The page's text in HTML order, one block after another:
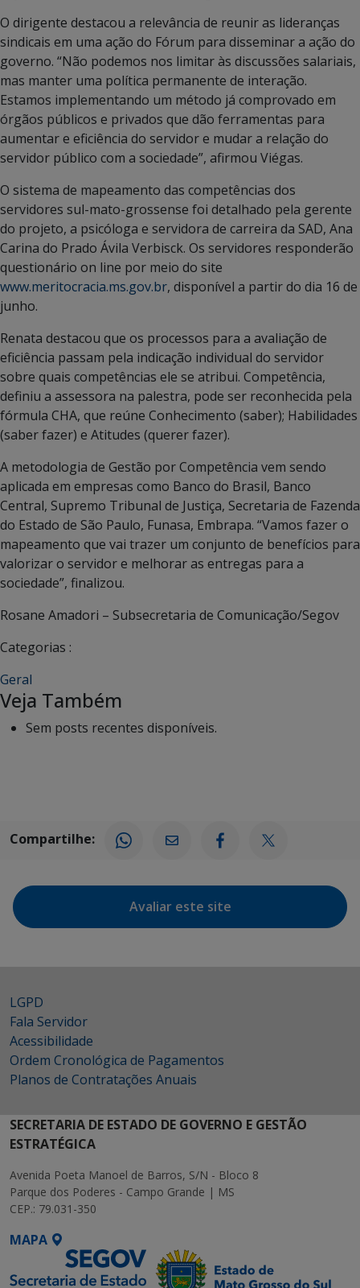
O dirigente destacou a relevância de reunir as lideranças
sindicais em uma ação do Fórum para disseminar a ação do
governo. “Não podemos nos limitar às discussões salariais,
mas manter uma política permanente de interação.
Estamos implementando um método já comprovado em
órgãos públicos e privados que dão ferramentas para
aumentar e eficiência do servidor e mudar a relação do
servidor público com a sociedade”, afirmou Viégas.
O sistema de mapeamento das competências dos
servidores sul-mato-grossense foi detalhado pela gerente
do projeto, a psicóloga e servidora de carreira da SAD, Ana
Carina do Prado Ávila Verbisck. Os servidores responderão
questionário on line por meio do site
www.meritocracia.ms.gov.br, disponível a partir do dia 16 de
junho.
Renata destacou que os processos para a avaliação de
eficiência passam pela indicação individual do servidor
sobre quais competências ele se atribui. Competência,
definiu a assessora na palestra, pode ser reconhecida pela
fórmula CHA, que reúne Conhecimento (saber); Habilidades
(saber fazer) e Atitudes (querer fazer).
A metodologia de Gestão por Competência vem sendo
aplicada em empresas como Banco do Brasil, Banco
Central, Supremo Tribunal de Justiça, Secretaria de Fazenda
do Estado de São Paulo, Funasa, Embrapa. “Vamos fazer o
mapeamento que vai trazer um conjunto de benefícios para
valorizar o servidor e melhorar as entregas para a
sociedade”, finalizou.
Rosane Amadori – Subsecretaria de Comunicação/Segov
Categorias :
Geral
Veja Também
Sem posts recentes disponíveis.
Compartilhe:
Avaliar este site
LGPD
Fala Servidor
Acessibilidade
Ordem Cronológica de Pagamentos
Planos de Contratações Anuais
SECRETARIA DE ESTADO DE GOVERNO E GESTÃO
ESTRATÉGICA
Avenida Poeta Manoel de Barros, S/N - Bloco 8
Parque dos Poderes - Campo Grande | MS
CEP.: 79.031-350
MAPA